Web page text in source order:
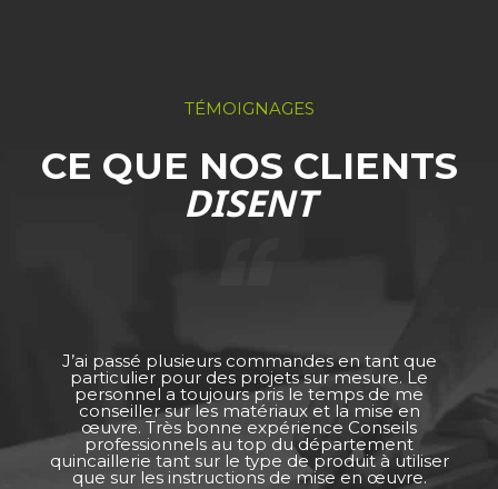
TÉMOIGNAGES
CE QUE NOS CLIENTS
DISENT
J’ai passé plusieurs commandes en tant que
particulier pour des projets sur mesure. Le
personnel a toujours pris le temps de me
conseiller sur les matériaux et la mise en
œuvre. Très bonne expérience Conseils
professionnels au top du département
quincaillerie tant sur le type de produit à utiliser
que sur les instructions de mise en œuvre.